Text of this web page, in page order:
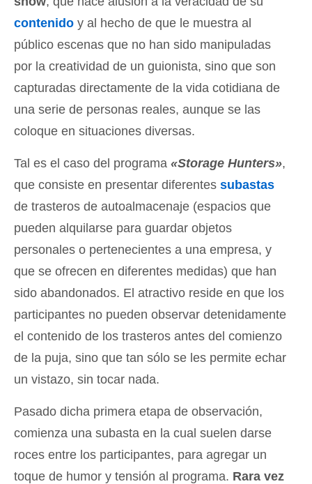
contenido y al hecho de que le muestra al
público escenas que no han sido manipuladas
por la creatividad de un guionista, sino que son
capturadas directamente de la vida cotidiana de
una serie de personas reales, aunque se las
coloque en situaciones diversas.
Tal es el caso del programa «Storage Hunters»,
que consiste en presentar diferentes subastas
de trasteros de autoalmacenaje (espacios que
pueden alquilarse para guardar objetos
personales o pertenecientes a una empresa, y
que se ofrecen en diferentes medidas) que han
sido abandonados. El atractivo reside en que los
participantes no pueden observar detenidamente
el contenido de los trasteros antes del comienzo
de la puja, sino que tan sólo se les permite echar
un vistazo, sin tocar nada.
Pasado dicha primera etapa de observación,
comienza una subasta en la cual suelen darse
roces entre los participantes, para agregar un
toque de humor y tensión al programa. Rara vez